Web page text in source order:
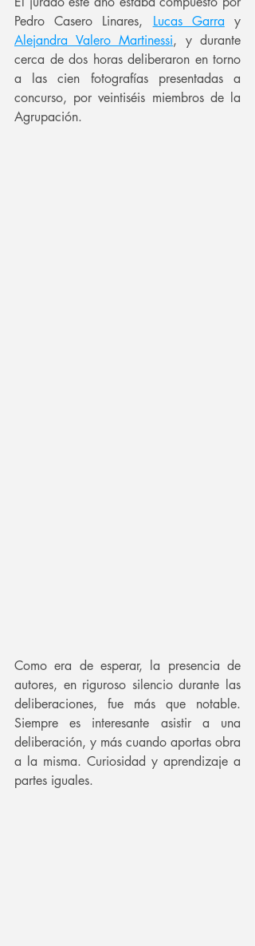
Pedro Casero Linares, Lucas Garra
Alejandra Valero Martinessi, y durante
cerca de dos horas deliberaron en torno
a las cien fotografías presentadas a
concurso, por veintiséis miembros de la
Agrupación.
Como era de esperar, la presencia de
autores, en riguroso silencio durante las
deliberaciones, fue más que notable.
Siempre es interesante asistir a una
deliberación, y más cuando aportas obra
a la misma. Curiosidad y aprendizaje a
partes iguales.